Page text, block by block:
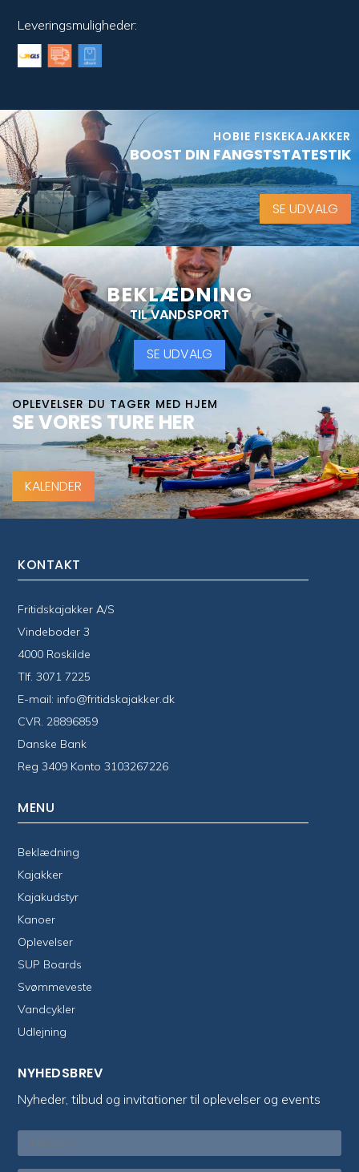
Leveringsmuligheder:
HOBIE FISKEKAJAKKER
BOOST DIN FANGSTSTATESTIK
SE UDVALG
BEKLÆDNING
TIL VANDSPORT
SE UDVALG
OPLEVELSER DU TAGER MED HJEM
SE VORES TURE HER
KALENDER
KONTAKT
Fritidskajakker A/S
Vindeboder 3
4000 Roskilde
Tlf.3071 7225
E-mail: info@fritidskajakker.dk
CVR. 28896859
Danske Bank
Reg 3409 Konto 3103267226
MENU
Beklædning
Kajakker
Kajakudstyr
Kanoer
Oplevelser
SUP Boards
Svømmeveste
Vandcykler
Udlejning
NYHEDSBREV
Nyheder, tilbud og invitationer til oplevelser og events